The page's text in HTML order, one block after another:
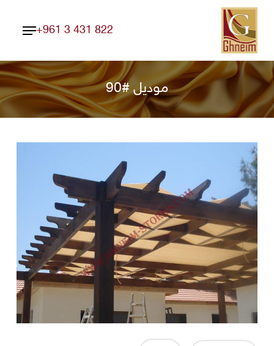
Skip
main
content
+961 3 431 822
Menu
موديل #90
Close
Menu